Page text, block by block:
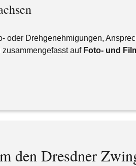
oder Drehgenehmigungen,
auf Foto- und
den Dresdner